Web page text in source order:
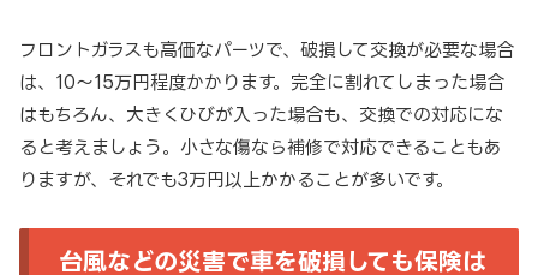
フロントガラスも高価なパーツで、破損して交換が必要な場合
は、10～15万円程度かかります。完全に割れてしまった場合
はもちろん、大きくひびが入った場合も、交換での対応にな
ると考えましょう。小さな傷なら補修で対応できることもあ
りますが、それでも3万円以上かかることが多いです。
台風などの災害で車を破損しても保険は